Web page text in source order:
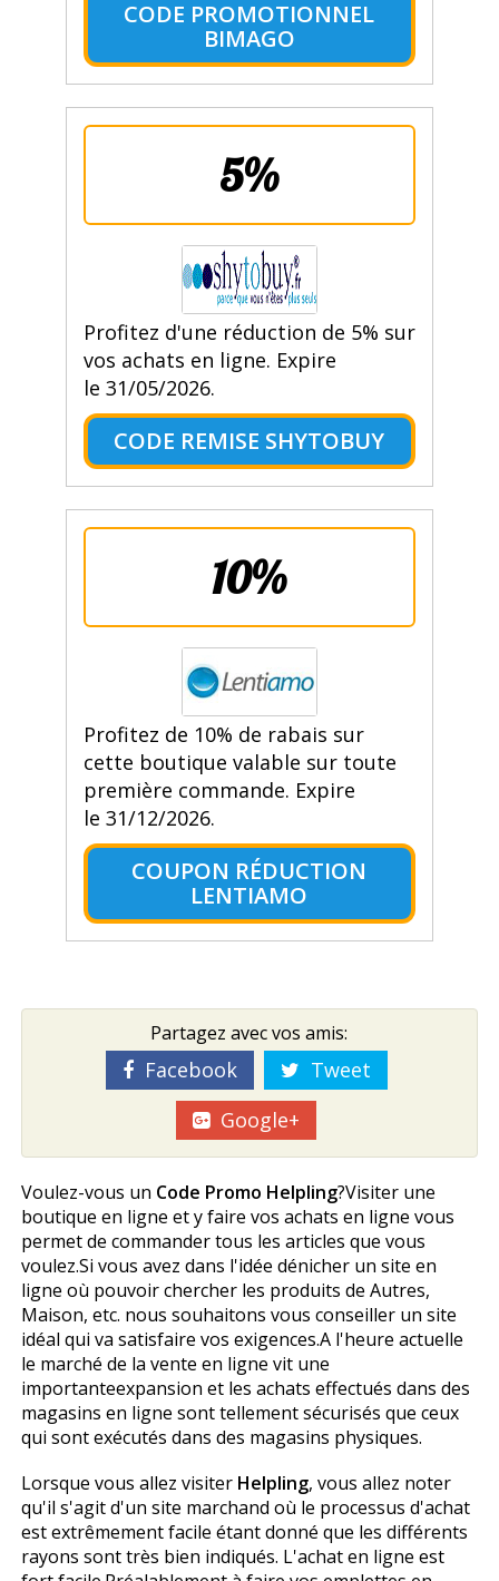
CODE PROMOTIONNEL
BIMAGO
5%
Profitez d'une réduction de 5% sur
vos achats en ligne. Expire
le 31/05/2026.
CODE REMISE SHYTOBUY
10%
Profitez de 10% de rabais sur
cette boutique valable sur toute
première commande. Expire
le 31/12/2026.
COUPON RÉDUCTION
LENTIAMO
Partagez avec vos amis:
Facebook
Tweet
Google+
Voulez-vous un Code Promo Helpling?Visiter une
boutique en ligne et y faire vos achats en ligne vous
permet de commander tous les articles que vous
voulez.Si vous avez dans l'idée dénicher un site en
ligne où pouvoir chercher les produits de Autres,
Maison, etc. nous souhaitons vous conseiller un site
idéal qui va satisfaire vos exigences.A l'heure actuelle
le marché de la vente en ligne vit une
importanteexpansion et les achats effectués dans des
magasins en ligne sont tellement sécurisés que ceux
qui sont exécutés dans des magasins physiques.
Lorsque vous allez visiter Helpling, vous allez noter
qu'il s'agit d'un site marchand où le processus d'achat
est extrêmement facile étant donné que les différents
rayons sont très bien indiqués. L'achat en ligne est